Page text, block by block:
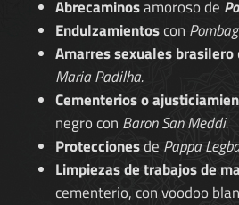
Abrecaminosamoroso de
Endulzamientoscon
Amarres sexuales brasilero
Maria Padilha.
Cementerios o
negro con Baron San Meddi.
Proteccionesde Pappa
Limpiezas de trabajos de
cementerio, con voodoo